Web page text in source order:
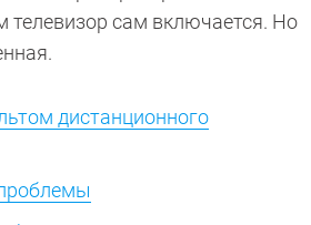
телевизор сам включается. Но
дистанционного